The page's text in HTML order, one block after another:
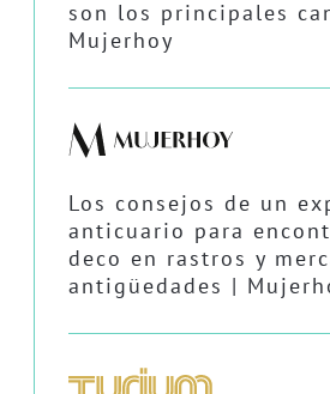
son los principales
Mujerhoy
Los consejos de un
anticuario para
deco en rastros y
antigüedades |